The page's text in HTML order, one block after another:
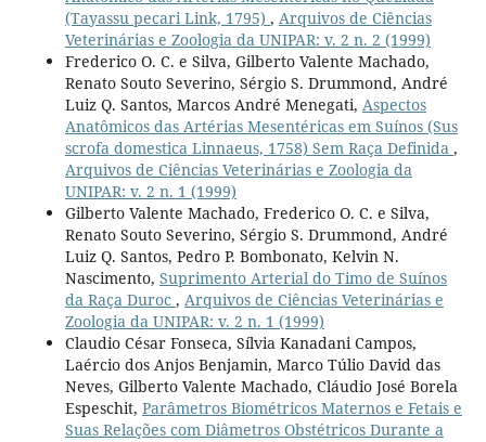
(Tayassu pecari Link, 1795) , Arquivos de Ciências
Veterinárias e Zoologia da UNIPAR: v. 2 n. 2 (1999)
Frederico O. C. e Silva, Gilberto Valente Machado,
Renato Souto Severino, Sérgio S. Drummond, André
Luiz Q. Santos, Marcos André Menegati, Aspectos
Anatômicos das Artérias Mesentéricas em Suínos (Sus
scrofa domestica Linnaeus, 1758) Sem Raça Definida ,
Arquivos de Ciências Veterinárias e Zoologia da
UNIPAR: v. 2 n. 1 (1999)
Gilberto Valente Machado, Frederico O. C. e Silva,
Renato Souto Severino, Sérgio S. Drummond, André
Luiz Q. Santos, Pedro P. Bombonato, Kelvin N.
Nascimento, Suprimento Arterial do Timo de Suínos
da Raça Duroc , Arquivos de Ciências Veterinárias e
Zoologia da UNIPAR: v. 2 n. 1 (1999)
Claudio César Fonseca, Sílvia Kanadani Campos,
Laércio dos Anjos Benjamin, Marco Túlio David das
Neves, Gilberto Valente Machado, Cláudio José Borela
Espeschit, Parâmetros Biométricos Maternos e Fetais e
Suas Relações com Diâmetros Obstétricos Durante a